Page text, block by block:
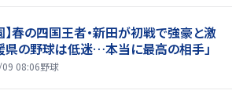
】春の四国王者・新田が初戦で強豪と激
県の野球は低迷…本当に最高の相手」
08:06野球